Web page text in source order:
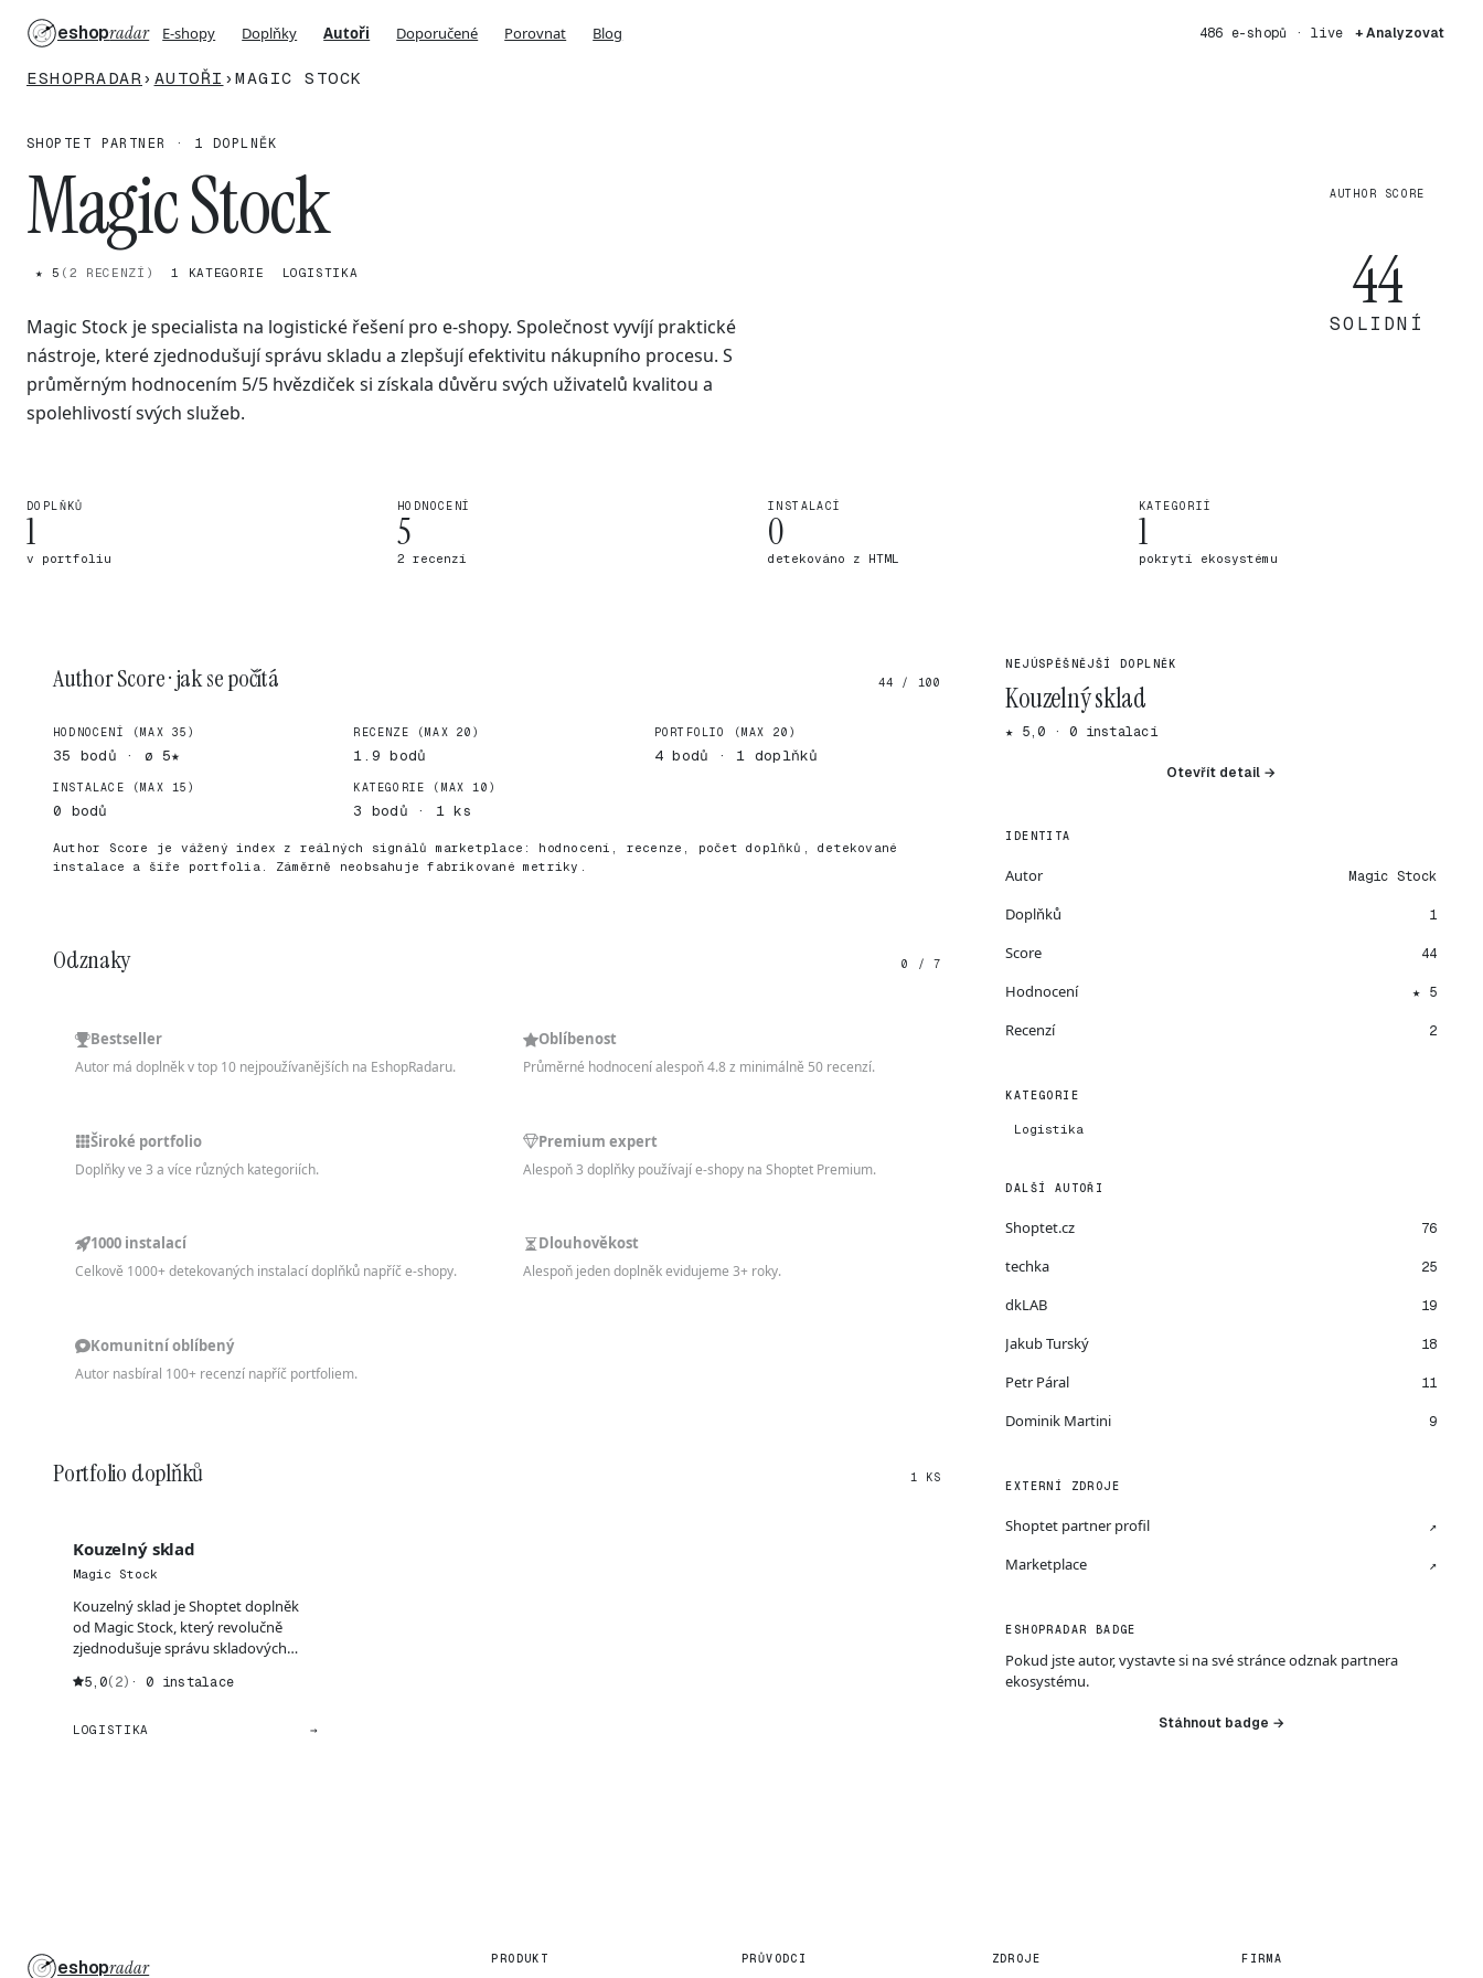
eshopradar E-shopy Doplňky Autoři Doporučené Porovnat Blog 486 e-shopů · live + Analyzovat
ESHOPRADAR › AUTOŘI › MAGIC STOCK
SHOPTET PARTNER · 1 DOPLNĚK
Magic Stock
★ 5 (2 RECENZÍ) 1 KATEGORIE LOGISTIKA
Magic Stock je specialista na logistické řešení pro e-shopy. Společnost vyvíjí praktické
nástroje, které zjednodušují správu skladu a zlepšují efektivitu nákupního procesu. S
průměrným hodnocením 5/5 hvězdiček si získala důvěru svých uživatelů kvalitou a
spolehlivostí svých služeb.
AUTHOR SCORE
44
SOLIDNÍ
DOPLŇKŮ
1
v portfoliu
HODNOCENÍ
5
2 recenzí
INSTALACÍ
0
detekováno z HTML
KATEGORIÍ
1
pokrytí ekosystému
Author Score · jak se počítá 44 / 100
HODNOCENÍ (MAX 35)
35 bodů · ø 5★
RECENZE (MAX 20)
1.9 bodů
PORTFOLIO (MAX 20)
4 bodů · 1 doplňků
INSTALACE (MAX 15)
0 bodů
KATEGORIE (MAX 10)
3 bodů · 1 ks
Author Score je vážený index z reálných signálů marketplace: hodnocení, recenze, počet doplňků, detekované
instalace a šíře portfolia. Záměrně neobsahuje fabrikované metriky.
Odznaky 0 / 7
Bestseller
Autor má doplněk v top 10 nejpoužívanějších na EshopRadaru.
Oblíbenost
Průměrné hodnocení alespoň 4.8 z minimálně 50 recenzí.
Široké portfolio
Doplňky ve 3 a více různých kategoriích.
Premium expert
Alespoň 3 doplňky používají e-shopy na Shoptet Premium.
1000 instalací
Celkově 1000+ detekovaných instalací doplňků napříč e-shopy.
Dlouhověkost
Alespoň jeden doplněk evidujeme 3+ roky.
Komunitní oblíbený
Autor nasbíral 100+ recenzí napříč portfoliem.
Portfolio doplňků 1 KS
Kouzelný sklad
Magic Stock
Kouzelný sklad je Shoptet doplněk
od Magic Stock, který revolučně
zjednodušuje správu skladových
5,0(2) · 0 instalace
LOGISTIKA →
NEJÚSPĚŠNĚJŠÍ DOPLNĚK
Kouzelný sklad
★ 5,0 · 0 instalací
Otevřít detail →
IDENTITA
Autor Magic Stock
Doplňků 1
Score 44
Hodnocení ★ 5
Recenzí 2
KATEGORIE
Logistika
DALŠÍ AUTOŘI
Shoptet.cz 76
techka 25
dkLAB 19
Jakub Turský 18
Petr Páral 11
Dominik Martini 9
EXTERNÍ ZDROJE
Shoptet partner profil ↗
Marketplace ↗
ESHOPRADAR BADGE
Pokud jste autor, vystavte si na své stránce odznak partnera
ekosystému.
Stáhnout badge →
eshopradar PRODUKT PRŮVODCI ZDROJE FIRMA